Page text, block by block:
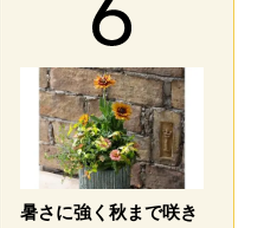
暑さに強く秋まで咲き